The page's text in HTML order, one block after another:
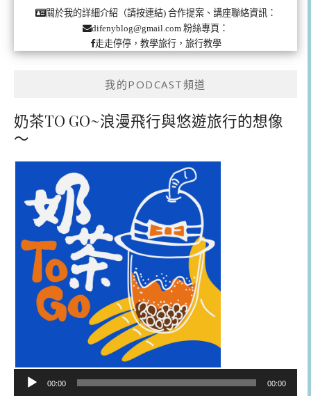
關於我的詳細介紹（請按連結)合作提案、講座聯絡資訊：
difenyblog@gmail.com 粉絲專頁：
走走停停，教學旅行，旅行教學
我的PODCAST頻道
奶茶TO GO~浪漫飛行與悠遊旅行的想像
～
00:00 00:00